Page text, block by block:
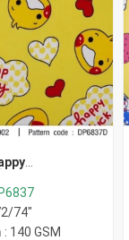
74"
140 GSM